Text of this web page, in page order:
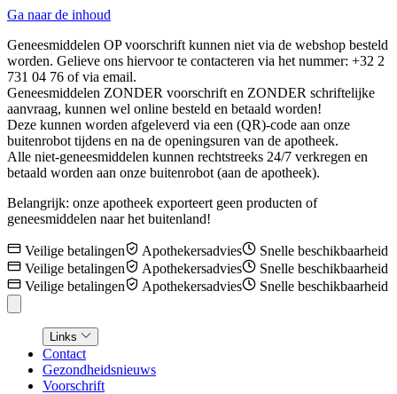
Ga naar de inhoud
Geneesmiddelen OP voorschrift kunnen niet via de webshop besteld
worden. Gelieve ons hiervoor te contacteren via het nummer: +32 2
731 04 76 of via email.
Geneesmiddelen ZONDER voorschrift en ZONDER schriftelijke
aanvraag, kunnen wel online besteld en betaald worden!
Deze kunnen worden afgeleverd via een (QR)-code aan onze
buitenrobot tijdens en na de openingsuren van de apotheek.
Alle niet-geneesmiddelen kunnen rechtstreeks 24/7 verkregen en
betaald worden aan onze buitenrobot (aan de apotheek).
Belangrijk: onze apotheek exporteert geen producten of
geneesmiddelen naar het buitenland!
Veilige betalingen Apothekersadvies
Snelle beschikbaarheid
Veilige betalingen
Apothekersadvies
Snelle beschikbaarheid
Veilige betalingen
Apothekersadvies Snelle beschikbaarheid
Links
Contact
Gezondheidsnieuws
Voorschrift